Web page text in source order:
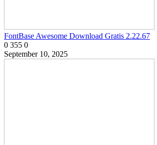
FontBase Awesome Download Gratis 2.22.67
0 355 0
September 10, 2025